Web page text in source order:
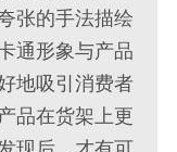
张的手法描绘
通形象与产品
地吸引消费者
品在货架上更